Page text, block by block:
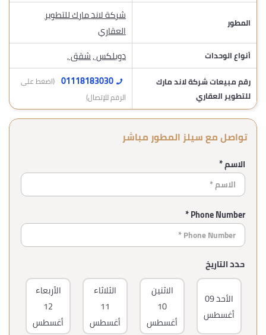
المطور
شركة لاند مارك للتطوير
العقاري
أنواع الوحدات دوبلكس,شقق,
رقم مبيعات شركة لاند مارك
للتطوير العقاري
01118183030
(اضغط على
الرقم للإتصال)
تواصل مع سيلز المطور مباشر
الاسم *
Phone Number *
حدد التاريخ
الأحد09
أغسطس
الاثنين
10
أغسطس
الثلاثاء
11
أغسطس
الأربعاء
12
أغسطس